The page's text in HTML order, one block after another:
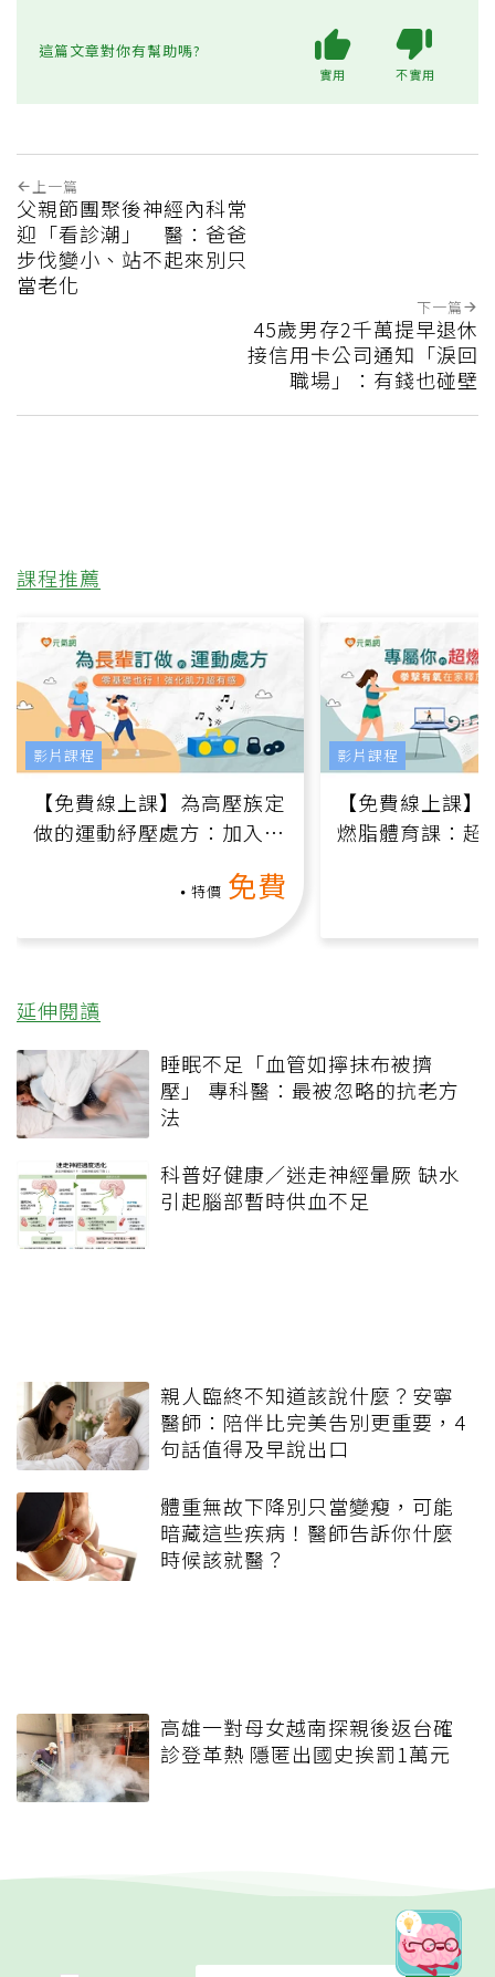
這篇文章對你有幫助嗎?
實用 不實用
上一篇
父親節團聚後神經內科常
迎「看診潮」 醫：爸爸
步伐變小、站不起來別只
當老化
下一篇
45歲男存2千萬提早退休
接信用卡公司通知「淚回
職場」：有錢也碰壁
課程推薦
【免費線上課】為高壓族定
做的運動紓壓處方：加入行
特價 免費
影片課程
【免費線上課
燃脂體育課：超
影片課程
延伸閱讀
睡眠不足「血管如擰抹布被擠
壓」 專科醫：最被忽略的抗老方
法
科普好健康／迷走神經暈厥 缺水
引起腦部暫時供血不足
親人臨終不知道該說什麼？安寧
醫師：陪伴比完美告別更重要，4
句話值得及早說出口
體重無故下降別只當變瘦，可能
暗藏這些疾病！醫師告訴你什麼
時候該就醫？
高雄一對母女越南探親後返台確
診登革熱 隱匿出國史挨罰1萬元